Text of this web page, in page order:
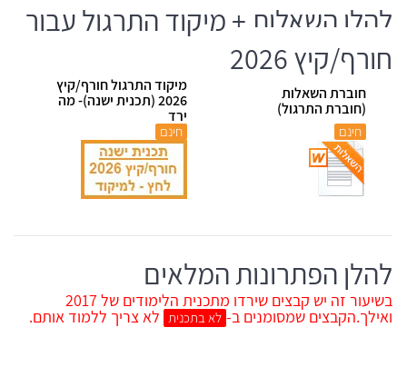
להלן השאלות + מיקוד התרגול עבור
חורף/קיץ 2026
חוברת השאלות
(חוברת התרגול)
חינם
מיקוד התרגול חורף/קיץ
2026 (תכנית ישנה)- מה
ירד
חינם
להלן הפתרונות המלאים
בשיעור זה יש קבצים שירדו מתכנית הלימודים של 2017
ואילך.הקבצים שמסומנים ב- לא בתכנית לא צריך ללמוד אותם.